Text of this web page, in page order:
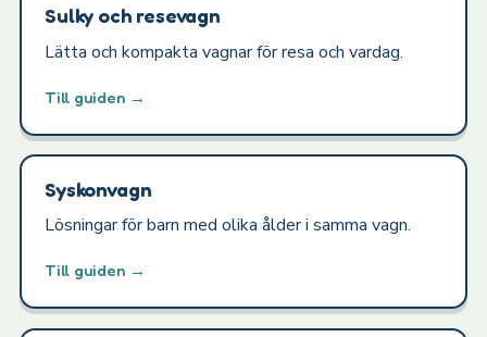
Sulky och resevagn
Lätta och kompakta vagnar för resa och vardag.
Till guiden →
Syskonvagn
Lösningar för barn med olika ålder i samma vagn.
Till guiden →